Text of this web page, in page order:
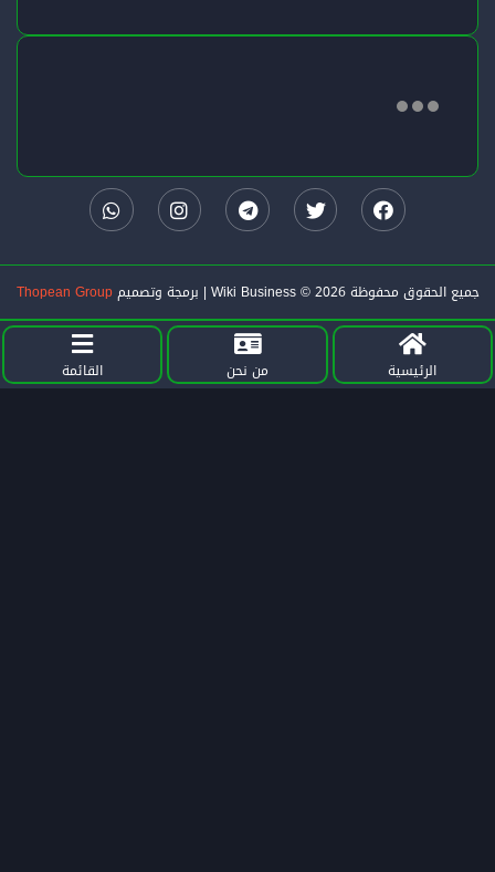
جميع الحقوق محفوظة Wiki Business © 2026 | برمجة وتصميم Thopean Group
الرئيسية من نحن القائمة